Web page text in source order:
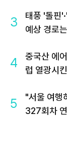
3
태풍 '돌핀
예상 경로
4
중국산 에
럽 열광시
5
"서울 여행
327회차